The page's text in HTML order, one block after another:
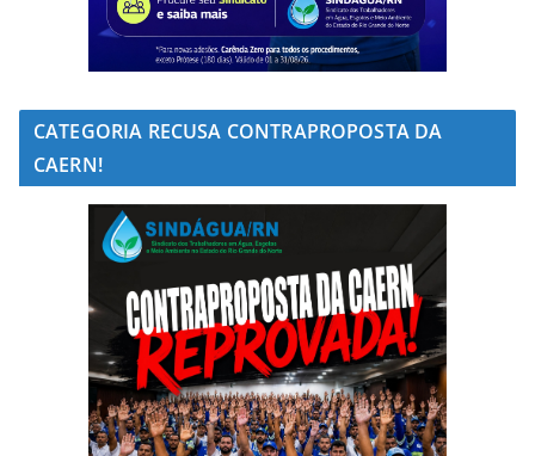
CATEGORIA RECUSA CONTRAPROPOSTA DA
CAERN!